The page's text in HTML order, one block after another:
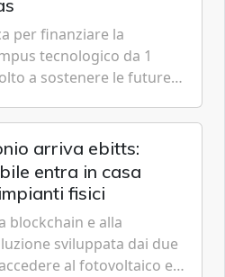
per finanziare la
tecnologico da 1
a sostenere le future
di Mark Zuckerberg.
arriva ebitts:
entra in casa
fisici
blockchain e alla
sviluppata dai due
al fotovoltaico e